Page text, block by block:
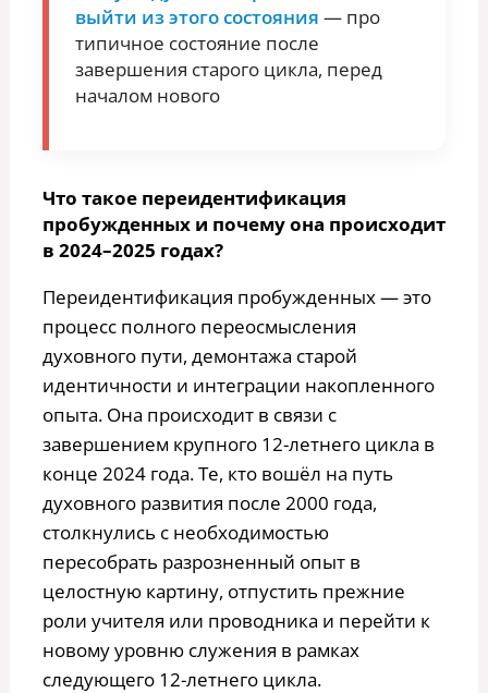
выйти из этого состояния — про
типичное состояние после
завершения старого цикла, перед
началом нового
Что такое переидентификация
пробужденных и почему она происходит
в 2024–2025 годах?
Переидентификация пробужденных — это
процесс полного переосмысления
духовного пути, демонтажа старой
идентичности и интеграции накопленного
опыта. Она происходит в связи с
завершением крупного 12-летнего цикла в
конце 2024 года. Те, кто вошёл на путь
духовного развития после 2000 года,
столкнулись с необходимостью
пересобрать разрозненный опыт в
целостную картину, отпустить прежние
роли учителя или проводника и перейти к
новому уровню служения в рамках
следующего 12-летнего цикла.